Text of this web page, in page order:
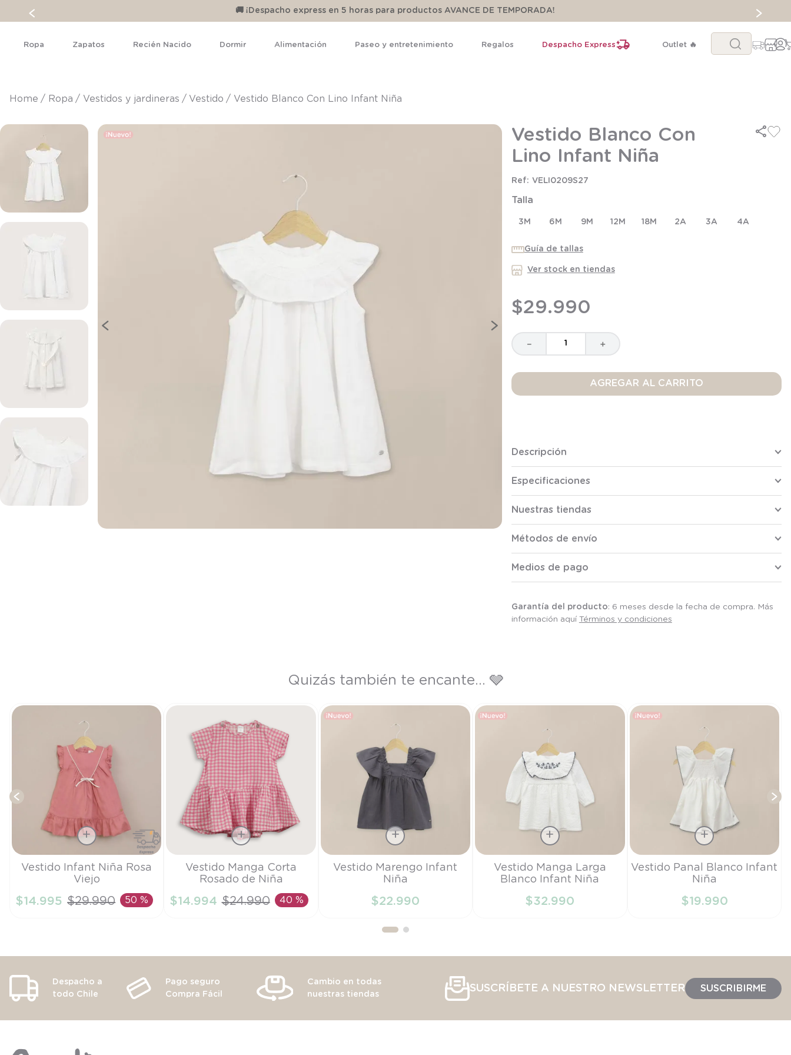
🚚 ¡Despacho express en 5 horas para productos AVANCE DE TEMPORADA!
Ropa Zapatos Recién Nacido Dormir Alimentación Paseo y entretenimiento Regalos Despacho Express Outlet 🔥
Buscar...
ropa vestidos y jardineras vestido Vestido Blanco Con Lino Infant Niña
Vestido Blanco Con
Lino Infant Niña
VELI0209S27
Talla
3M 6M 9M 12M 18M 2A 3A 4A
Guía de tallas
Ver stock en tiendas
$29.990
＋
－
AGREGAR AL CARRITO
Descripción
Especificaciones
Nuestras tiendas
Métodos de envío
Medios de pago
Garantía del producto: 6 meses desde la fecha de compra. Más
información aquí Términos y condiciones
Quizás también te encante... 🩶
Talla
AÑADIR AL CARRITO
Vestido Infant Niña Rosa
Viejo
$14.995 $29.990 50 %
Talla
AÑADIR AL CARRITO
Vestido Manga Corta
Rosado de Niña
$14.994 $24.990 40 %
Talla
AÑADIR AL CARRITO
Vestido Marengo Infant
Niña
$22.990
Talla
AÑADIR AL CARRITO
Vestido Manga Larga
Blanco Infant Niña
$32.990
Talla
AÑADIR AL CARRITO
Vestido Panal Blanco Infant
Niña
$19.990
Despacho a
todo Chile
Pago seguro
Compra Fácil
Cambio en todas
nuestras tiendas
SUSCRÍBETE A NUESTRO NEWSLETTER SUSCRIBIRME
1.
pijama
8.
9.